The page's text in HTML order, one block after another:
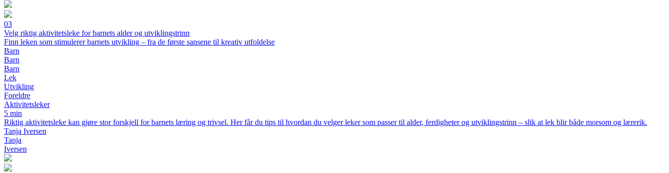
03
Velg riktig aktivitetsleke for barnets alder og utviklingstrinn
Finn leken som stimulerer barnets utvikling – fra de første sansene til kreativ utfoldelse
Barn
Barn
Barn
Lek
Utvikling
Foreldre
Aktivitetsleker
5 min
Riktig aktivitetsleke kan gjøre stor forskjell for barnets læring og trivsel. Her får du tips til hvordan du velger leker som passer til alder, ferdigheter og utviklingstrinn – slik at lek blir både morsom og lærerik.
Tanja Iversen
Tanja
Iversen